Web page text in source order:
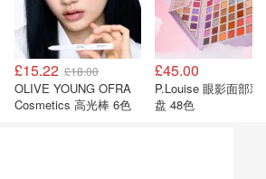
£15.22 £18.00
OLIVE YOUNG OFRA
Cosmetics 高光棒 6色
£45.00
P.Louise 眼影面部彩
盘 48色